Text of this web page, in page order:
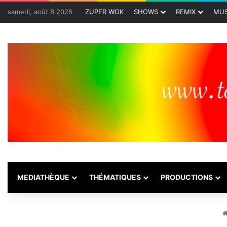
samedi, août 8 2026 ZUPER WOK SHOWS REMIX
MEDIATHÈQUE THÉMATIQUES PRODUCTIONS